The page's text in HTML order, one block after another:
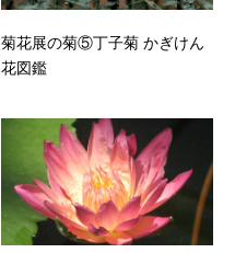
菊花展の菊⑤丁子菊 かぎけん
花図鑑